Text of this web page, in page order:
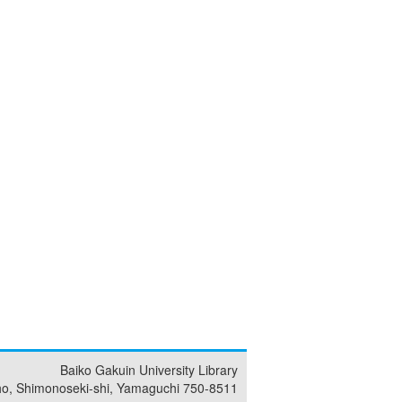
Baiko Gakuin University Library
Shimonoseki-shi, Yamaguchi 750-8511